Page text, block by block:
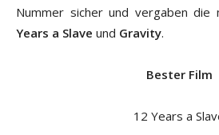
Nummer sicher und vergaben die
Years a Slave und Gravity.
Bester Film
12 Years a